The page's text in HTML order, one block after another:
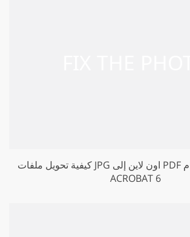
كيفية تحويل ملفات JPG اون لاين إلى PDF باستخدام ADOBE
ACROBAT 6